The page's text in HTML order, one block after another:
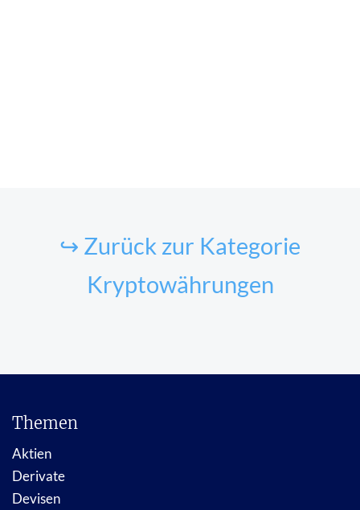
↪ Zurück zur Kategorie
Kryptowährungen
Themen
Aktien
Derivate
Devisen